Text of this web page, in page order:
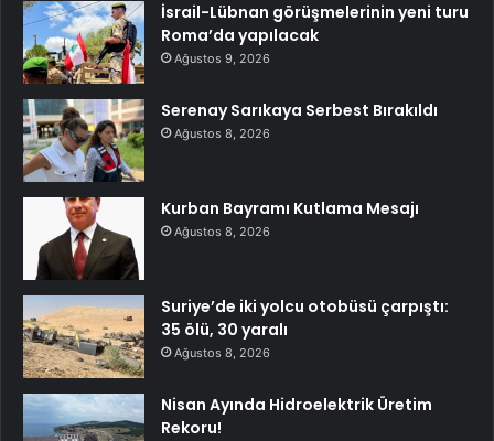
İsrail-Lübnan görüşmelerinin yeni turu
Roma’da yapılacak
Ağustos 9, 2026
Serenay Sarıkaya Serbest Bırakıldı
Ağustos 8, 2026
Kurban Bayramı Kutlama Mesajı
Ağustos 8, 2026
Suriye’de iki yolcu otobüsü çarpıştı:
35 ölü, 30 yaralı
Ağustos 8, 2026
Nisan Ayında Hidroelektrik Üretim
Rekoru!